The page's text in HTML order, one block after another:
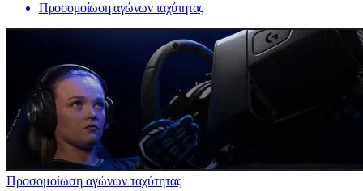
Προσομοίωση αγώνων ταχύτητας
Προσομοίωση αγώνων ταχύτητας